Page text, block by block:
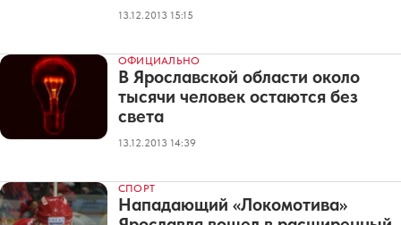
13.12.2013 15:15
ОФИЦИАЛЬНО
В Ярославской области около
тысячи человек остаются без
света
13.12.2013 14:39
СПОРТ
Нападающий «Локомотива»